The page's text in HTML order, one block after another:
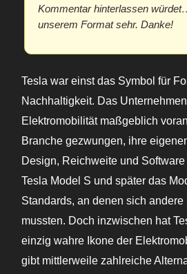
Kommentar hinterlassen
unserem Format sehr. Danke!
Tesla war einst das Symbol für
Nachhaltigkeit. Das
Elektromobilität maßgeblich
Branche gezwungen, ihre
Design, Reichweite und
Tesla Model S und später das
Standards, an denen sich
mussten. Doch inzwischen hat
einzig wahre Ikone der
gibt mittlerweile zahlreiche